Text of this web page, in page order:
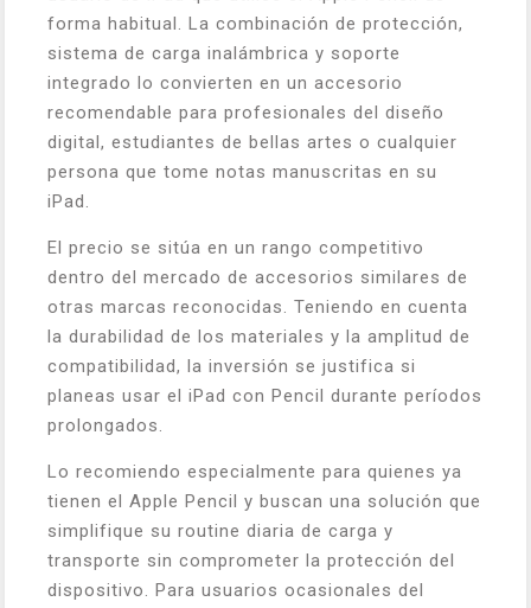
forma habitual. La combinación de protección,
sistema de carga inalámbrica y soporte
integrado lo convierten en un accesorio
recomendable para profesionales del diseño
digital, estudiantes de bellas artes o cualquier
persona que tome notas manuscritas en su
iPad.
El precio se sitúa en un rango competitivo
dentro del mercado de accesorios similares de
otras marcas reconocidas. Teniendo en cuenta
la durabilidad de los materiales y la amplitud de
compatibilidad, la inversión se justifica si
planeas usar el iPad con Pencil durante períodos
prolongados.
Lo recomiendo especialmente para quienes ya
tienen el Apple Pencil y buscan una solución que
simplifique su routine diaria de carga y
transporte sin comprometer la protección del
dispositivo. Para usuarios ocasionales del